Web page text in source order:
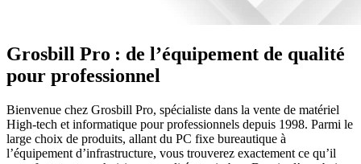
Grosbill Pro : de l’équipement de qualité
pour professionnel
Bienvenue chez Grosbill Pro, spécialiste dans la vente de matériel
High-tech et informatique pour professionnels depuis 1998. Parmi le
large choix de produits, allant du PC fixe bureautique à
l’équipement d’infrastructure, vous trouverez exactement ce qu’il